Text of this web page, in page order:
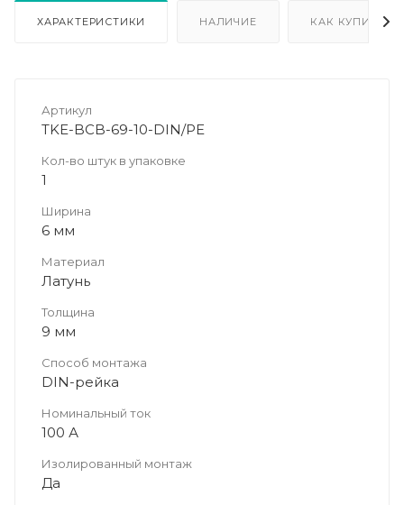
ХАРАКТЕРИСТИКИ НАЛИЧИЕ КАК КУПИТЬ
Артикул
TKE-BCB-69-10-DIN/PE
Кол-во штук в упаковке
1
Ширина
6 мм
Материал
Латунь
Толщина
9 мм
Способ монтажа
DIN-рейка
Номинальный ток
100 А
Изолированный монтаж
Да